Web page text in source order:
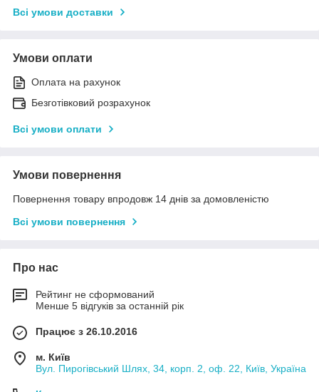
Всі умови доставки
Умови оплати
Оплата на рахунок
Безготівковий розрахунок
Всі умови оплати
Умови повернення
Повернення товару впродовж 14 днів за домовленістю
Всі умови повернення
Про нас
Рейтинг не сформований
Менше 5 відгуків за останній рік
Працює з 26.10.2016
м. Київ
Вул. Пирогівський Шлях, 34, корп. 2, оф. 22, Київ, Україна